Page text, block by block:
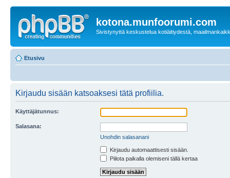
kotona.munfoorumi.com
Sivistynyttä keskustelua kotiäitiydestä,
Etusivu
Kirjaudu sisään katsoaksesi tätä profiilia.
Käyttäjätunnus:
Salasana:
Unohdin salasanani
Kirjaudu automaattisesti sisään.
Piilota paikalla olemiseni tällä kertaa